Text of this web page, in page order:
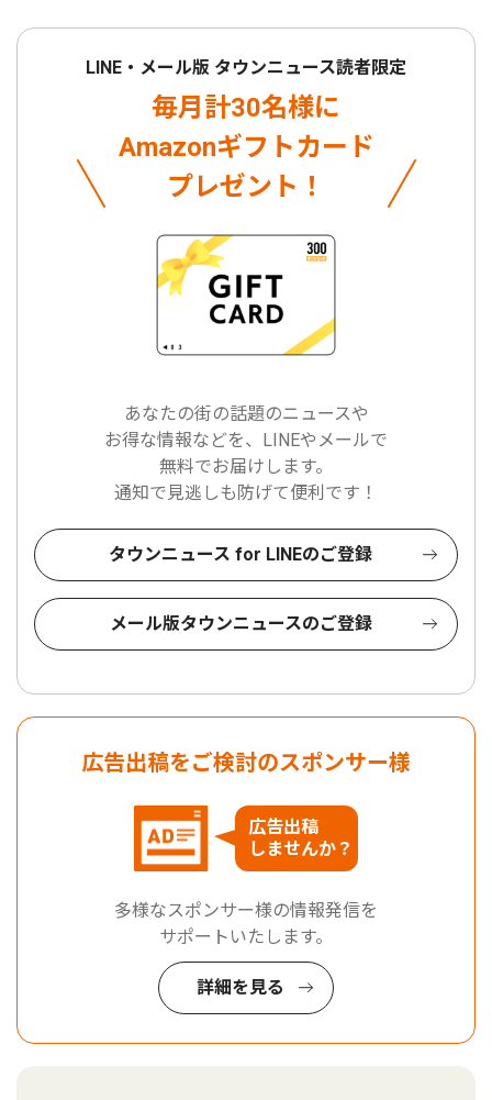
LINE・メール版 タウンニュース読者限定
毎月計30名様に
Amazonギフトカード
プレゼント！
あなたの街の話題のニュースや
お得な情報などを、LINEやメールで
無料でお届けします。
通知で見逃しも防げて便利です！
タウンニュース for LINEのご登録
メール版タウンニュースのご登録
広告出稿をご検討のスポンサー様
広告出稿
しませんか？
多様なスポンサー様の情報発信を
サポートいたします。
詳細を見る